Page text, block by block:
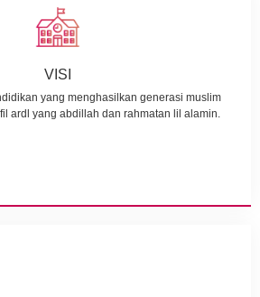
VISI
yang menghasilkan generasi muslim
ardl yang abdillah dan rahmatan lil alamin.